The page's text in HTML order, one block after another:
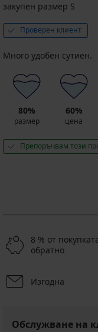
закупен размер S
Проверен клиент
Много удобен сутиен.
80%
размер
60%
цена
Препоръчвам този
8 % от
обратно
Изгодна
Обслужване на